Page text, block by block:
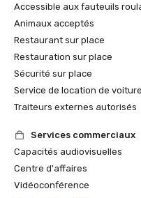
Accessible aux fauteuils
Animaux acceptés
Restaurant sur place
Restauration sur place
Sécurité sur place
Service de location de
Traiteurs externes autorisés
Services commerciaux
Capacités audiovisuelles
Centre d'affaires
Vidéoconférence